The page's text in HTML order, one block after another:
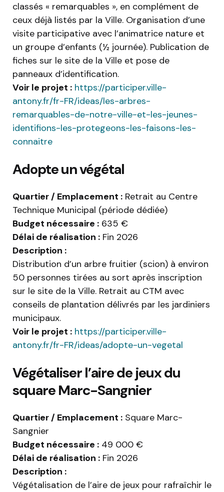
classés « remarquables », en complément de
ceux déjà listés par la Ville. Organisation d’une
visite participative avec l’animatrice nature et
un groupe d’enfants (½ journée). Publication de
fiches sur le site de la Ville et pose de
panneaux d’identification.
Voir le projet : https://participer.ville-
antony.fr/fr-FR/ideas/les-arbres-
remarquables-de-notre-ville-et-les-jeunes-
identifions-les-protegeons-les-faisons-les-
connaitre
Adopte un végétal
Quartier / Emplacement : Retrait au Centre
Technique Municipal (période dédiée)
Budget nécessaire : 635 €
Délai de réalisation : Fin 2026
Description :
Distribution d’un arbre fruitier (scion) à environ
50 personnes tirées au sort après inscription
sur le site de la Ville. Retrait au CTM avec
conseils de plantation délivrés par les jardiniers
municipaux.
Voir le projet : https://participer.ville-
antony.fr/fr-FR/ideas/adopte-un-vegetal
Végétaliser l’aire de jeux du
square Marc-Sangnier
Quartier / Emplacement : Square Marc-
Sangnier
Budget nécessaire : 49 000 €
Délai de réalisation : Fin 2026
Description :
Végétalisation de l’aire de jeux pour rafraîchir le